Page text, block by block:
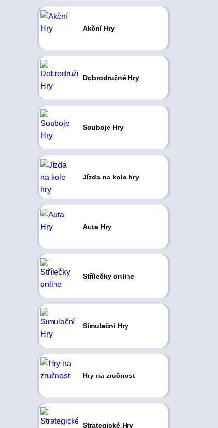
Akční Hry
Dobrodružné Hry
Souboje Hry
Jízda na kole hry
Auta Hry
Střílečky online
Simulační Hry
Hry na zručnost
Strategické Hry